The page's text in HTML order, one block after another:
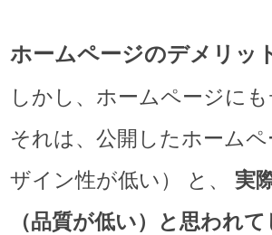
ホームページのデメリッ
しかし、ホームページに
それは、公開したホーム
ザイン性が低い） と、 実
（品質が低い）と思われ